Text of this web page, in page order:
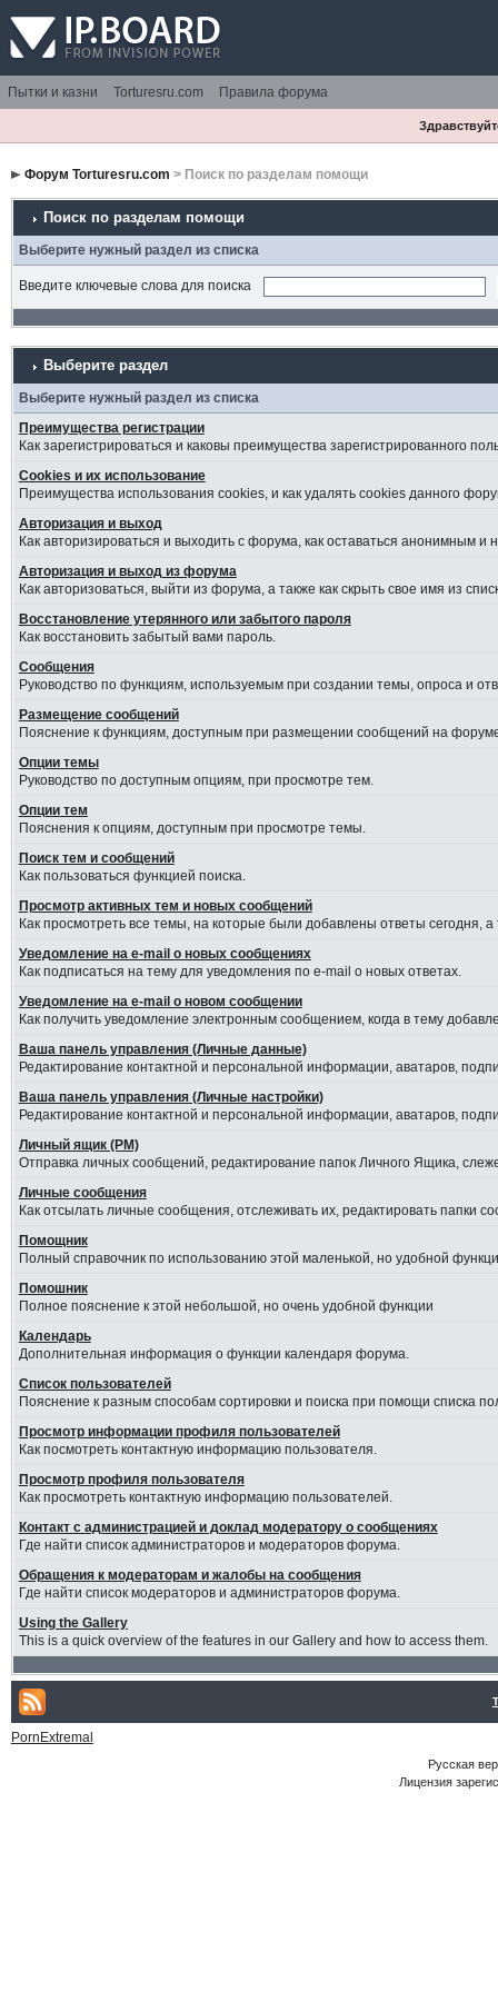
Пытки и казни Torturesru.com Правила форума
Форум Torturesru.com > Поиск по разделам помощи
Поиск по разделам помощи
Выберите нужный раздел из списка
Введите ключевые слова для поиска
Выберите раздел
Выберите нужный раздел из списка
Преимущества регистрации
Как зарегистрироваться и каковы преимущества зарегистрированного
Cookies и их использование
Преимущества использования cookies, и как удалять cookies данного
Авторизация и выход
Как авторизироваться и выходить с форума, как оставаться анонимным
Авторизация и выход из форума
Как авторизоваться, выйти из форума, а также как скрыть свое имя из
Восстановление утерянного или забытого пароля
Как восстановить забытый вами пароль.
Сообщения
Руководство по функциям, используемым при создании темы, опроса и
Размещение сообщений
Пояснение к функциям, доступным при размещении сообщений на
Опции темы
Руководство по доступным опциям, при просмотре тем.
Опции тем
Пояснения к опциям, доступным при просмотре темы.
Поиск тем и сообщений
Как пользоваться функцией поиска.
Просмотр активных тем и новых сообщений
Как просмотреть все темы, на которые были добавлены ответы сегодня,
Уведомление на e-mail о новых сообщениях
Как подписаться на тему для уведомления по e-mail о новых ответах.
Уведомление на е-mail о новом сообщении
Как получить уведомление электронным сообщением, когда в тему
Ваша панель управления (Личные данные)
Редактирование контактной и персональной информации, аватаров,
Ваша панель управления (Личные настройки)
Редактирование контактной и персональной информации, аватаров,
Личный ящик (PM)
Отправка личных сообщений, редактирование папок Личного Ящика,
Личные сообщения
Как отсылать личные сообщения, отслеживать их, редактировать папки
Помощник
Полный справочник по использованию этой маленькой, но удобной
Помошник
Полное пояснение к этой небольшой, но очень удобной функции
Календарь
Дополнительная информация о функции календаря форума.
Список пользователей
Пояснение к разным способам сортировки и поиска при помощи списка
Просмотр информации профиля пользователей
Как посмотреть контактную информацию пользователя.
Просмотр профиля пользователя
Как просмотреть контактную информацию пользователей.
Контакт с администрацией и доклад модератору о сообщениях
Где найти список администраторов и модераторов форума.
Обращения к модераторам и жалобы на сообщения
Где найти список модераторов и администраторов форума.
Using the Gallery
This is a quick overview of the features in our Gallery and how to access them.
PornExtremal
Русская
Лицензия